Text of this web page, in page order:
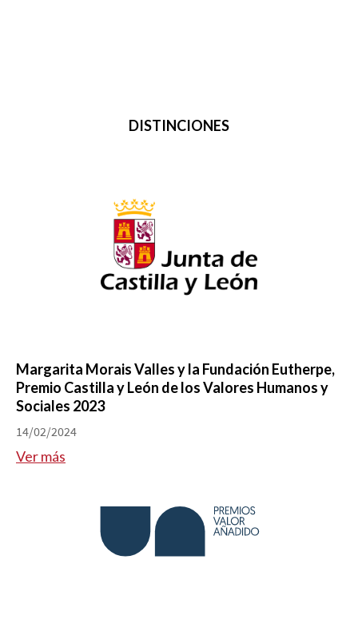
DISTINCIONES
Margarita Morais Valles y la Fundación Eutherpe,
Premio Castilla y León de los Valores Humanos y
Sociales 2023
14/02/2024
Ver más